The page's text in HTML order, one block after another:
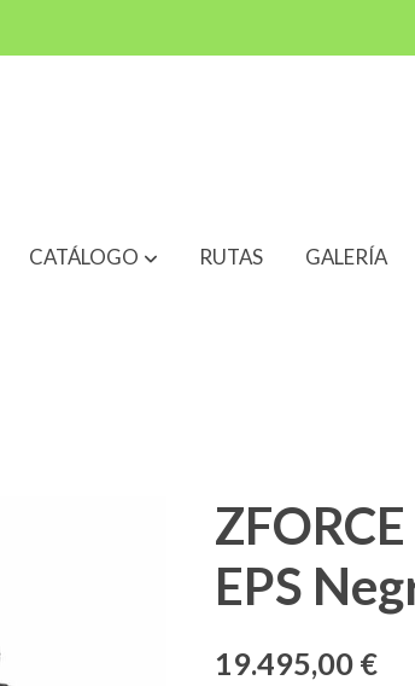
CATÁLOGO RUTAS GALERÍA
EPS
19.495,00 €